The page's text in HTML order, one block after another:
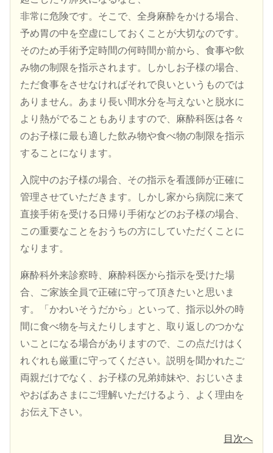
非常に危険です。そこで、全身麻酔をかける場合、
予め胃の中を空虚にしておくことが大切なのです。
そのため手術予定時間の何時間か前から、食事や飲
み物の制限を指示されます。しかしお子様の場合、
ただ食事をさせなければそれで良いというものでは
ありません。あまり長い間水分を与えないと脱水に
より熱がでることもありますので、麻酔科医は各々
のお子様に最も適した飲み物や食べ物の制限を指示
することになります。
入院中のお子様の場合、その指示を看護師が正確に
管理させていただきます。しかし家から病院に来て
直接手術を受ける日帰り手術などのお子様の場合、
この重要なことをおうちの方にしていただくことに
なります。
麻酔科外来診察時、麻酔科医から指示を受けた場
合、ご家族全員で正確に守って頂きたいと思いま
す。「かわいそうだから」といって、指示以外の時
間に食べ物を与えたりしますと、取り返しのつかな
いことになる場合がありますので、この点だけはく
れぐれも厳重に守ってください。説明を聞かれたご
両親だけでなく、お子様の兄弟姉妹や、おじいさま
やおばあさまにご理解いただけるよう、よく理由を
お伝え下さい。
目次へ